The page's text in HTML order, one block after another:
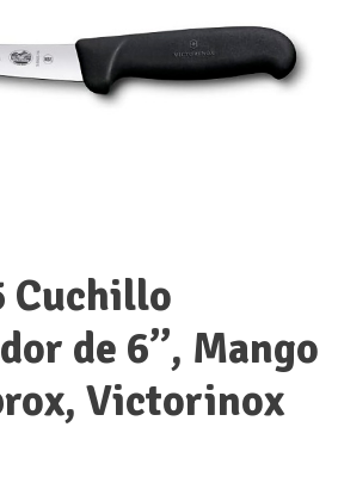
Cuchillo
de 6”, Mango
Victorinox